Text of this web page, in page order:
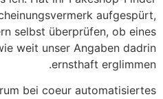
aufgespürt,
selbst überprüfen, ob eines
weit unser Angaben dadrin
ernsthaft erglimmen.
bei coeur automatisiertes